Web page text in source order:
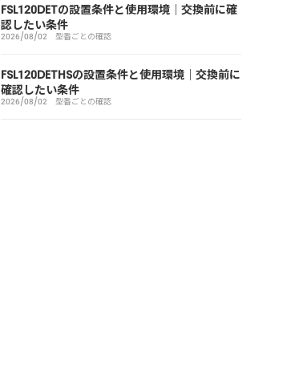
FSL120DETの設置条件と使用環境｜交換前に確
認したい条件
2026/08/02 型番ごとの確認
FSL120DETHSの設置条件と使用環境｜交換前に
確認したい条件
2026/08/02 型番ごとの確認